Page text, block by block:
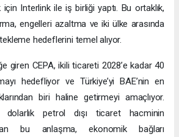
Interlink ile iş birliği yaptı. Bu ortaklık,
engelleri azaltma ve iki ülke arasında
hedeflerini temel alıyor.
giren CEPA, ikili ticareti 2028’e kadar 40
hedefliyor ve Türkiye’yi BAE’nin en
biri haline getirmeyi amaçlıyor.
petrol dışı ticaret hacminin
bu anlaşma, ekonomik bağları